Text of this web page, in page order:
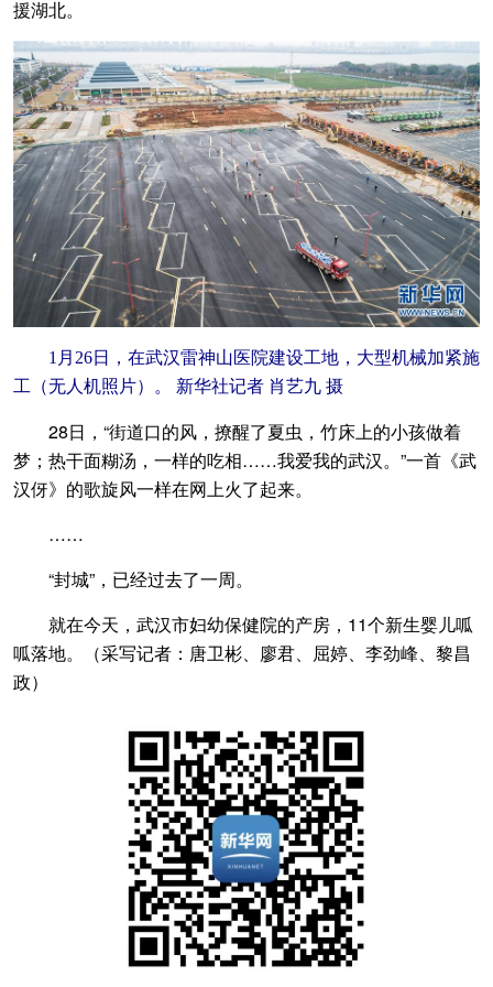
援湖北。
1月26日，在武汉雷神山医院建设工地，大型机械加紧施
工（无人机照片）。 新华社记者 肖艺九 摄
28日，“街道口的风，撩醒了夏虫，竹床上的小孩做着
梦；热干面糊汤，一样的吃相……我爱我的武汉。”一首《武
汉伢》的歌旋风一样在网上火了起来。
……
“封城”，已经过去了一周。
就在今天，武汉市妇幼保健院的产房，11个新生婴儿呱
呱落地。（采写记者：唐卫彬、廖君、屈婷、李劲峰、黎昌
政）